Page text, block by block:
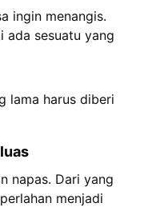
ingin menangis.
ada sesuatu yang
lama harus diberi
napas. Dari yang
menjadi